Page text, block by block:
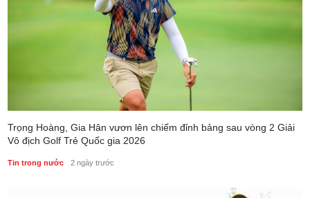
Trọng Hoàng, Gia Hân vươn lên chiếm đỉnh bảng sau vòng 2 Giải
Vô địch Golf Trẻ Quốc gia 2026
Tin trong nước 2 ngày trước